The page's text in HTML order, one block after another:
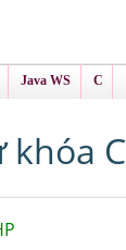
Java WS C
khóa